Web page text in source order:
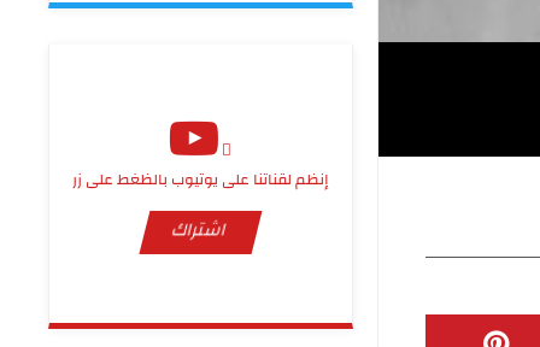
إنظم لقناتنا على يوتيوب بالظغط على زر
اشتراك